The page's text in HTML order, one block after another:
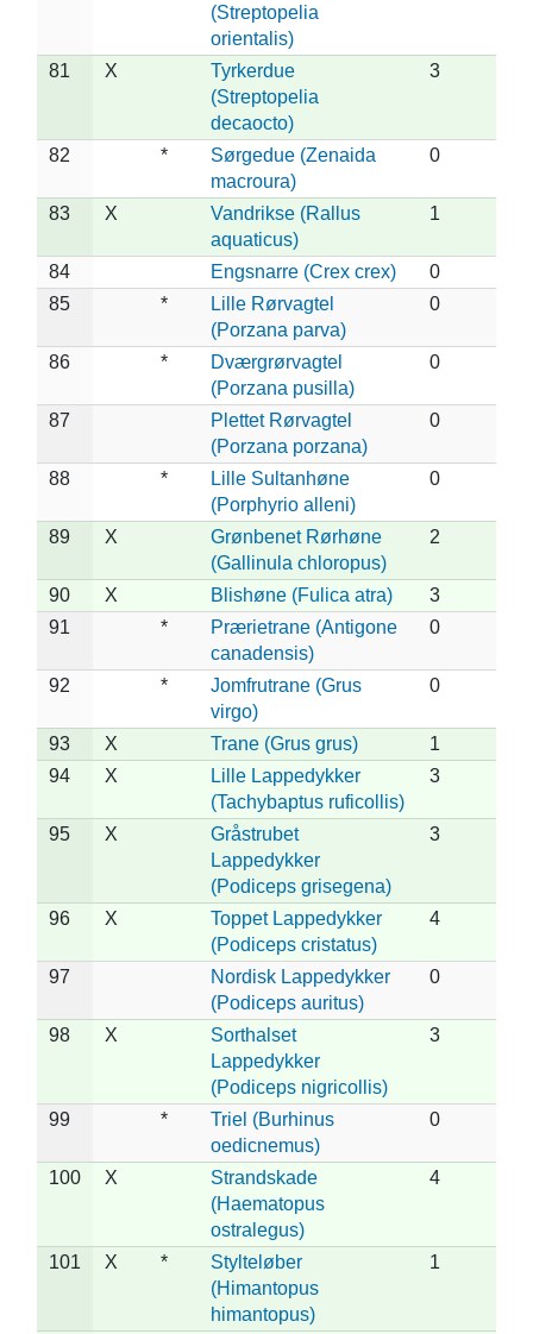
(Streptopelia
orientalis)
81 X
Tyrkerdue
(Streptopelia
decaocto)
3
82 *
Sørgedue (Zenaida
macroura)
0
83 X
Vandrikse (Rallus
aquaticus)
1
84 Engsnarre (Crex crex)
0
85
*
Lille Rørvagtel
(Porzana parva)
0
86 *
Dværgrørvagtel
(Porzana pusilla)
0
87
Plettet Rørvagtel
(Porzana porzana)
0
88 *
Lille Sultanhøne
(Porphyrio alleni)
0
89 X
Grønbenet Rørhøne
(Gallinula chloropus)
2
90 X Blishøne (Fulica atra)
3
91
*
Prærietrane (Antigone
canadensis)
0
92 *
Jomfrutrane (Grus
virgo)
0
93 X Trane (Grus grus)
1
94
X
Lille Lappedykker
(Tachybaptus ruficollis)
3
95 X
Gråstrubet
Lappedykker
(Podiceps grisegena)
3
96 X
Toppet Lappedykker
(Podiceps cristatus)
4
97
Nordisk Lappedykker
(Podiceps auritus)
0
98 X
Sorthalset
Lappedykker
(Podiceps nigricollis)
3
99 *
Triel (Burhinus
oedicnemus)
0
100 X
Strandskade
(Haematopus
ostralegus)
4
101 X *
Stylteløber
(Himantopus
himantopus)
1